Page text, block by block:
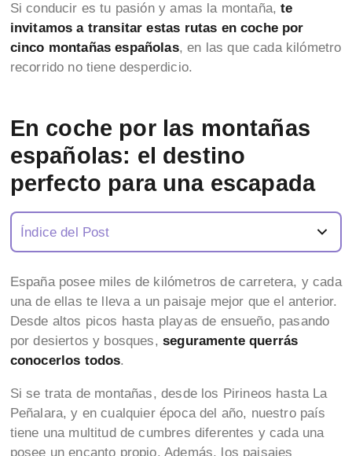
Si conducir es tu pasión y amas la montaña,te
invitamos a transitar estas rutas en coche por
cinco montañas españolas, en las que cada kilómetro
recorrido no tiene desperdicio.
En coche por las montañas
españolas: el destino
perfecto para una escapada
Índice del Post
España posee miles de kilómetros de carretera, y cada
una de ellas te lleva a un paisaje mejor que el anterior.
Desde altos picos hasta playas de ensueño, pasando
por desiertos y bosques, seguramente querrás
conocerlos todos.
Si se trata de montañas, desde los Pirineos hasta La
Peñalara, y en cualquier época del año, nuestro país
tiene una multitud de cumbres diferentes y cada una
posee un encanto propio. Además, los paisajes